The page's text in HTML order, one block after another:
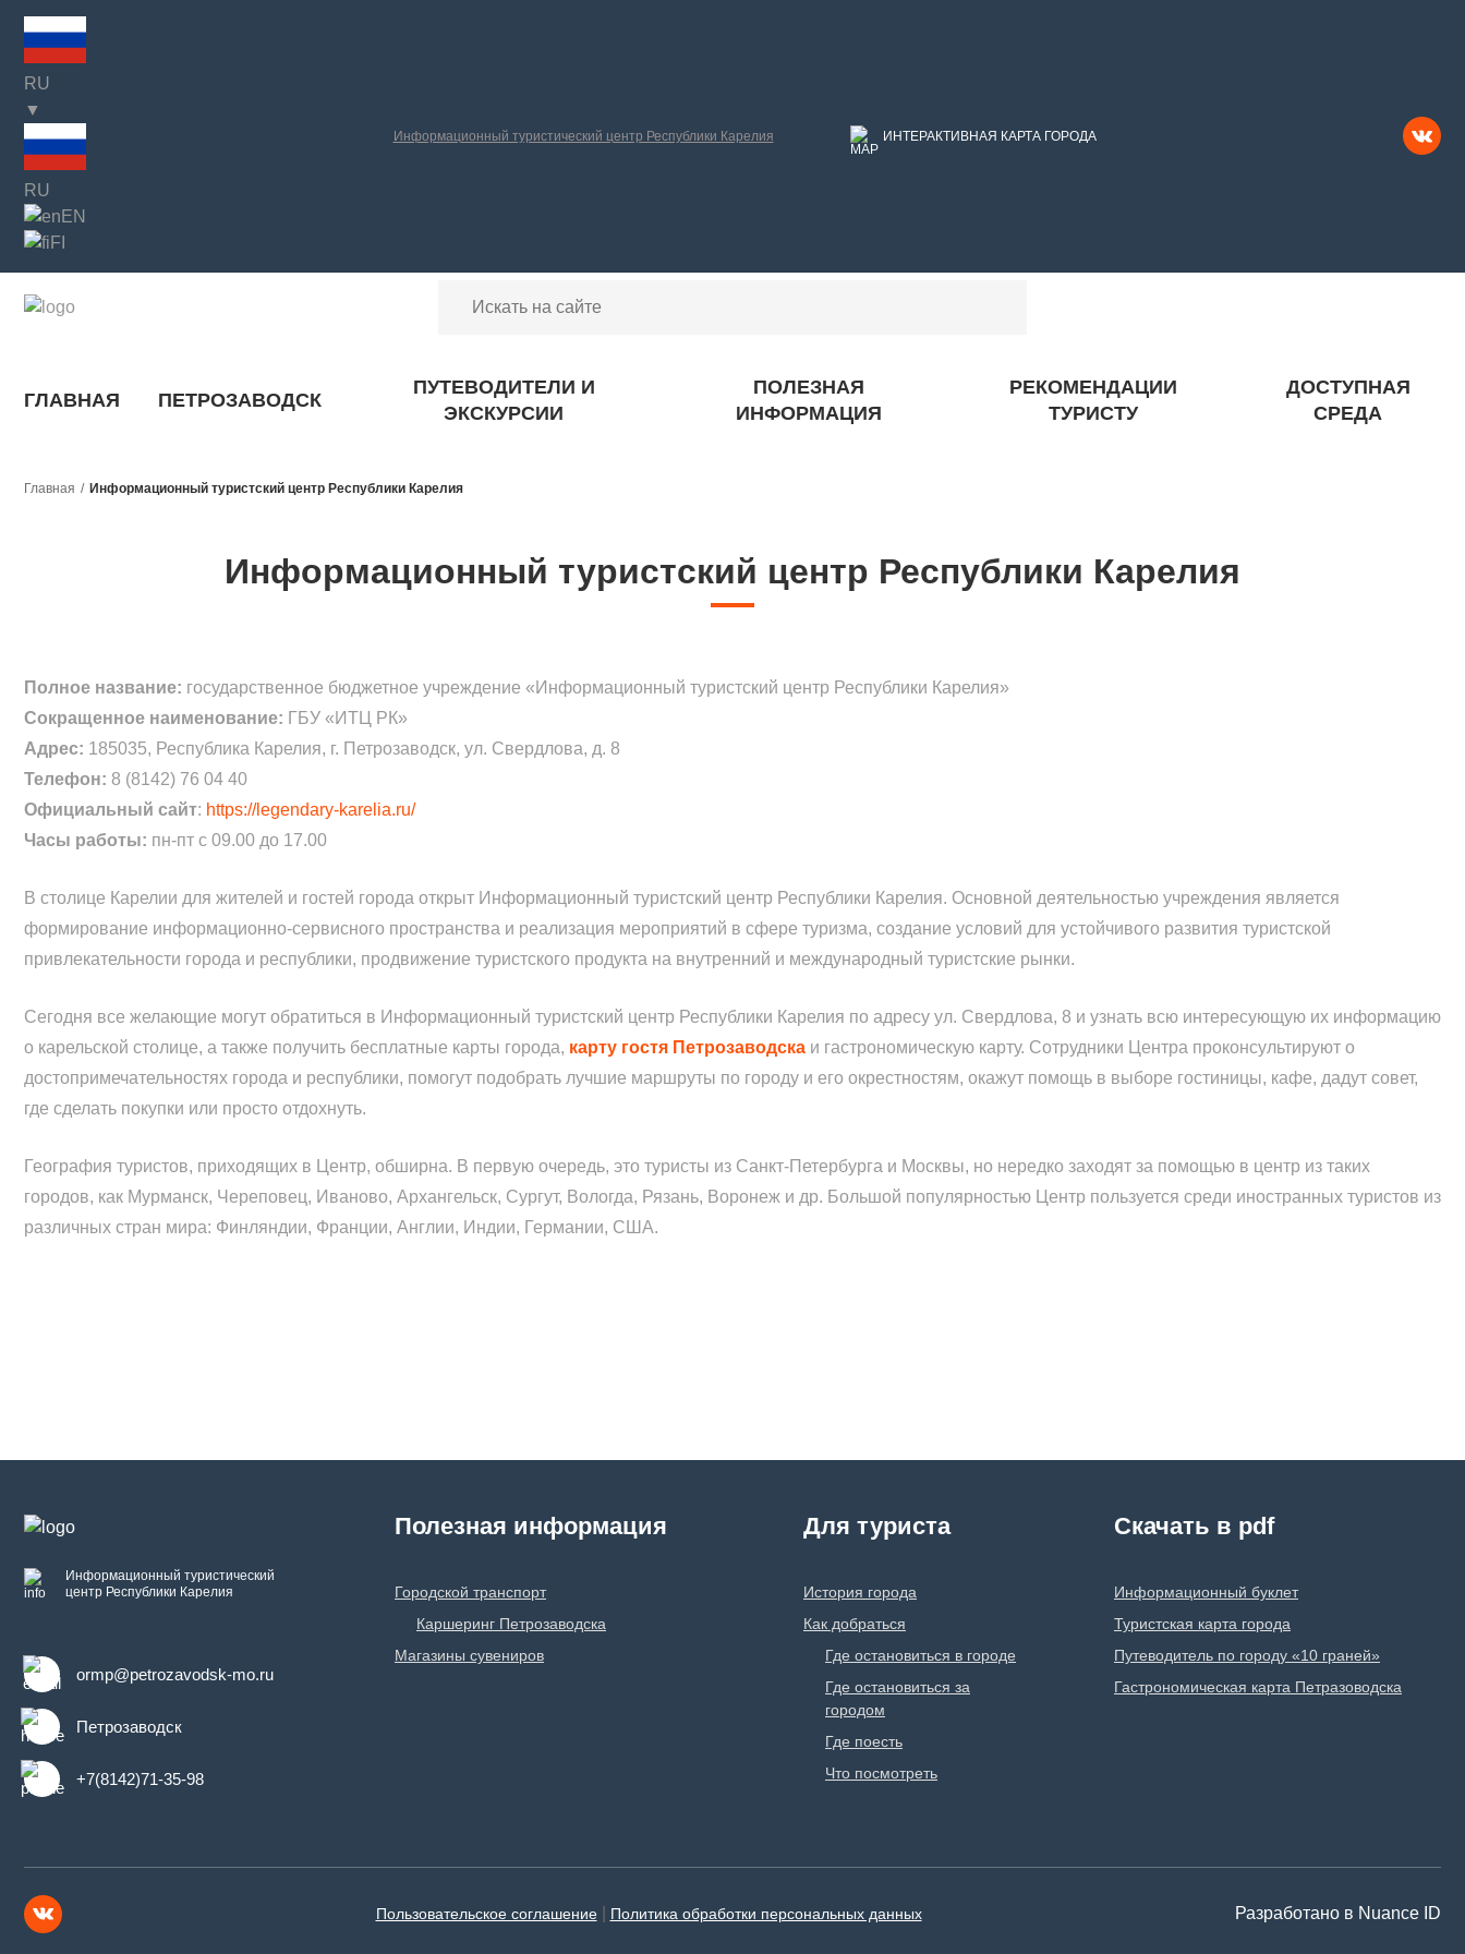
RU
▼
RU
EN
FI
Информационный туристический центр Республики Карелия ИНТЕРАКТИВНАЯ КАРТА ГОРОДА
ГЛАВНАЯ ПЕТРОЗАВОДСК
ПУТЕВОДИТЕЛИ И
ЭКСКУРСИИ
ПОЛЕЗНАЯ
ИНФОРМАЦИЯ
РЕКОМЕНДАЦИИ
ТУРИСТУ
ДОСТУПНАЯ
СРЕДА
Главная / Информационный туристский центр Республики Карелия
Информационный туристский центр Республики Карелия
Полное название: государственное бюджетное учреждение «Информационный туристский центр Республики Карелия»
Сокращенное наименование: ГБУ «ИТЦ РК»
Адрес: 185035, Республика Карелия, г. Петрозаводск, ул. Свердлова, д. 8
Телефон: 8 (8142) 76 04 40
Официальный сайт: https://legendary-karelia.ru/
Часы работы: пн-пт с 09.00 до 17.00
В столице Карелии для жителей и гостей города открыт Информационный туристский центр Республики Карелия. Основной деятельностью учреждения является
формирование информационно-сервисного пространства и реализация мероприятий в сфере туризма, создание условий для устойчивого развития туристской
привлекательности города и республики, продвижение туристского продукта на внутренний и международный туристские рынки.
Сегодня все желающие могут обратиться в Информационный туристский центр Республики Карелия по адресу ул. Свердлова, 8 и узнать всю интересующую их информацию
о карельской столице, а также получить бесплатные карты города, карту гостя Петрозаводска и гастрономическую карту. Сотрудники Центра проконсультируют о
достопримечательностях города и республики, помогут подобрать лучшие маршруты по городу и его окрестностям, окажут помощь в выборе гостиницы, кафе, дадут совет,
где сделать покупки или просто отдохнуть.
География туристов, приходящих в Центр, обширна. В первую очередь, это туристы из Санкт-Петербурга и Москвы, но нередко заходят за помощью в центр из таких
городов, как Мурманск, Череповец, Иваново, Архангельск, Сургут, Вологда, Рязань, Воронеж и др. Большой популярностью Центр пользуется среди иностранных туристов из
различных стран мира: Финляндии, Франции, Англии, Индии, Германии, США.
Информационный туристический
центр Республики Карелия
ormp@petrozavodsk-mo.ru
Петрозаводск
+7(8142)71-35-98
Полезная информация
Городской транспорт
Каршеринг Петрозаводска
Магазины сувениров
Для туриста
История города
Как добраться
Где остановиться в городе
Где остановиться за
городом
Где поесть
Что посмотреть
Скачать в pdf
Информационный буклет
Туристская карта города
Путеводитель по городу «10 граней»
Гастрономическая карта Петразоводска
Пользовательское соглашение Политика обработки персональных данных Разработано в Nuance ID